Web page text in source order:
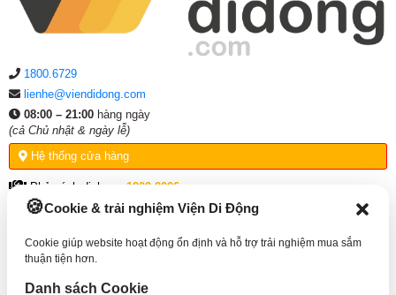
Cookie & trải nghiệm Viện Di Động
Cookie giúp website hoạt động ổn định và hỗ trợ trải nghiệm mua sắm
thuận tiện hơn.
Danh sách Cookie
1800.6729
lienhe@viendidong.com
08:00 – 21:00 hàng ngày
(cả Chủ nhật & ngày lễ)
Hệ thống cửa hàng
Phản ánh dịch vụ: 1900.2006
THÔNG TIN HỖ TRỢ
VỀ VIỆN DI ĐỘNG